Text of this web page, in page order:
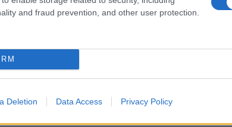
and fraud prevention, and other user protection.
Deletion Data Access Privacy Policy